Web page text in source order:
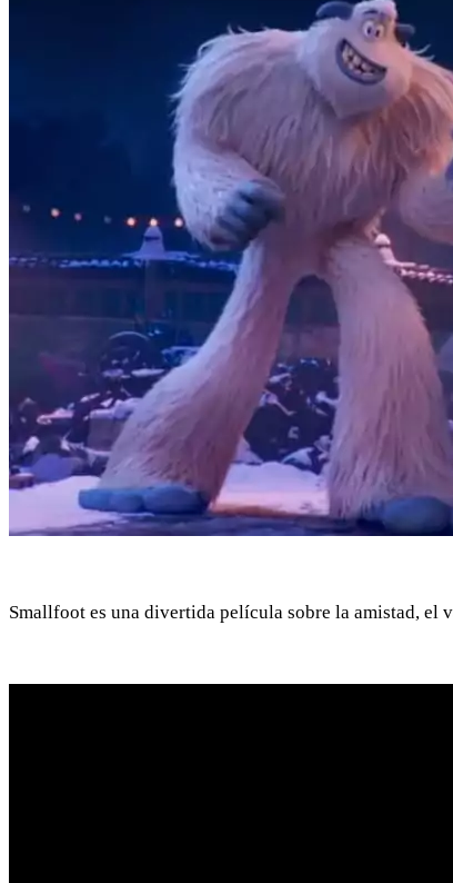
Smallfoot es una divertida película sobre la amistad, el